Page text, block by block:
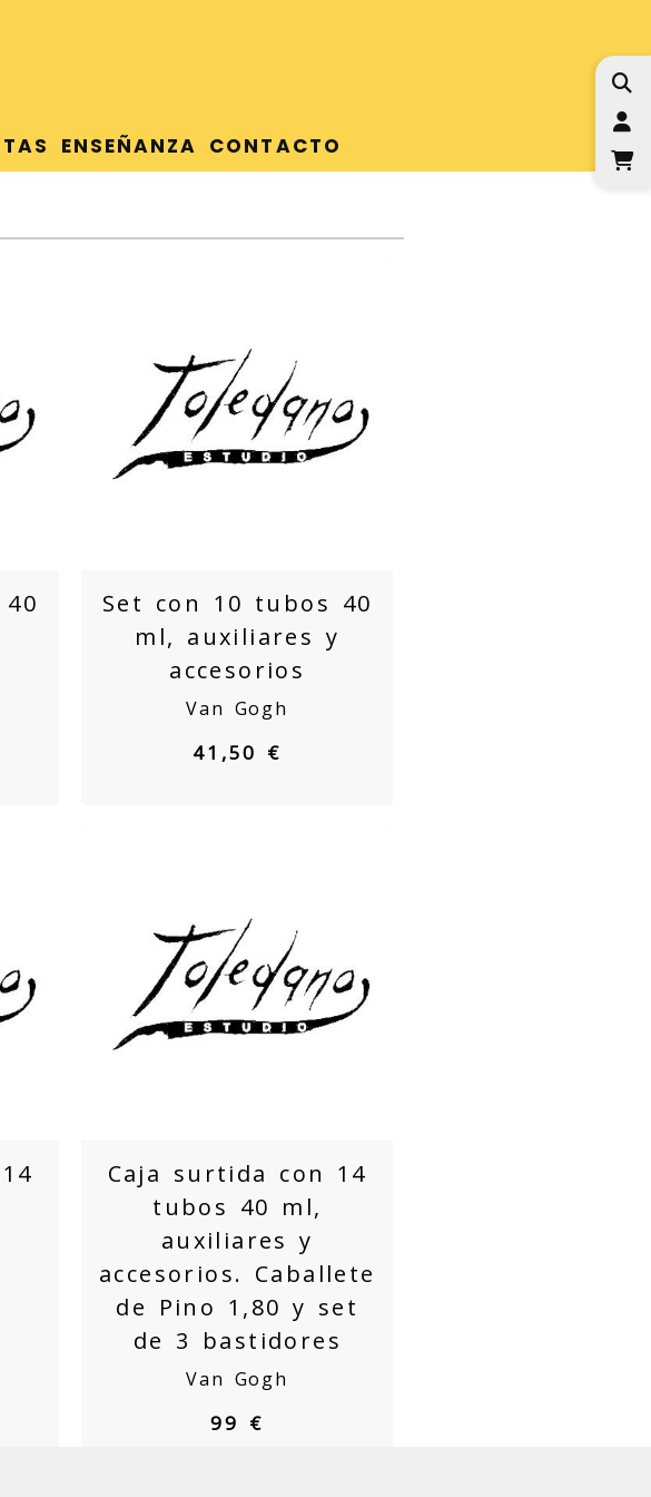
ENSEÑANZA CONTACTO
Set con 10 tubos 40
ml, auxiliares y
accesorios
Van Gogh
41,50 €
Caja surtida con 14
tubos 40 ml,
auxiliares y
accesorios. Caballete
de Pino 1,80 y set
de 3 bastidores
Van Gogh
99 €